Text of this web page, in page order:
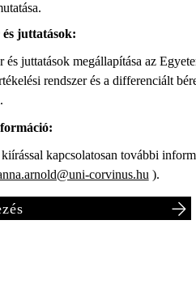
juttatások:
és juttatások megállapítása az
rendszer és a differenciált
kapcsolatosan további
corvinus.hu ).